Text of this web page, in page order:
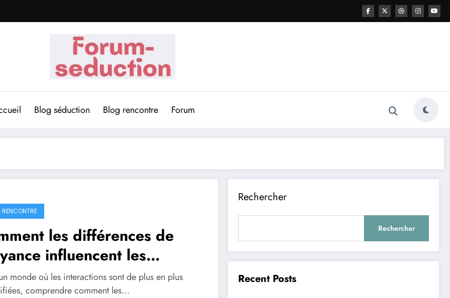
Blog séduction Blog rencontre Forum
les différences de
influencent les
monde où les interactions sont de plus en plus
comprendre comment les…
Rechercher
Rechercher
Recent Posts